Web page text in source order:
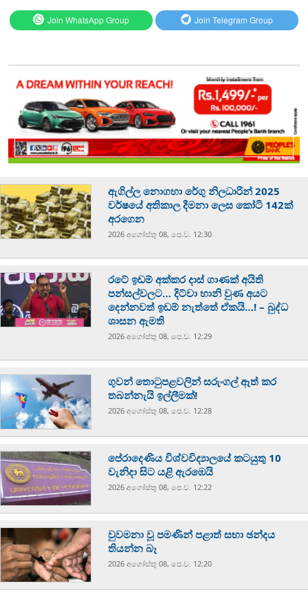
Join WhatsApp Group Join Telegram Group
ඇගිල්ල නොගහා රේගු නිලධාරින් 2025
වර්ෂයේ අතිකාල දීමනා ලෙස කෝටි 142ක්
අරගෙන
2026 අගෝස්‍තු 08, පෙ.ව. 12:30
රටේ ඉඩම් අක්කර දාස් ගාණක් අයිති
පන්සල්වලට… දිට්වා හානි වුණ අයට
දෙන්නවත් ඉඩම් නැත්තේ ඒකයි…! – බුද්ධ
ශාසන ඇමති
2026 අගෝස්‍තු 08, පෙ.ව. 12:29
ගුවන් තොටුපළවලින් සරුංගල් ඈත් කර
තබන්නැයි ඉල්ලීමක්!
2026 අගෝස්‍තු 08, පෙ.ව. 12:28
පේරාදෙණිය විශ්වවිද්‍යාලයේ කටයුතු 10
වැනිදා සිට යළි ඇරඹෙයි
2026 අගෝස්‍තු 08, පෙ.ව. 12:22
වුවමනා වූ පමණින් පළාත් සභා ඡන්දය
තියන්න බෑ
2026 අගෝස්‍තු 08, පෙ.ව. 12:20